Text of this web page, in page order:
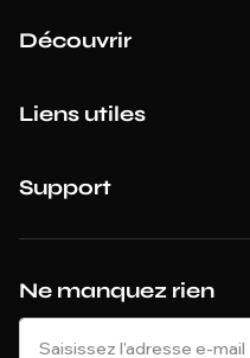
Ne manquez rien
Découvrir
Liens utiles
Support